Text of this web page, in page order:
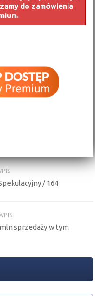
do zamówienia
/ 164
sprzedaży w tym